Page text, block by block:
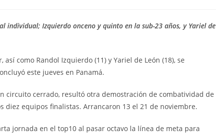
entrada:
Izquierdo onceno y quinto en la sub-23 años, y Yariel de
como Randol Izquierdo (11) y Yariel de León (18), se
este jueves en Panamá.
circuito cerrado, resultó otra demostración de combatividad de
equipos finalistas. Arrancaron 13 el 21 de noviembre.
jornada en el top10 al pasar octavo la línea de meta para